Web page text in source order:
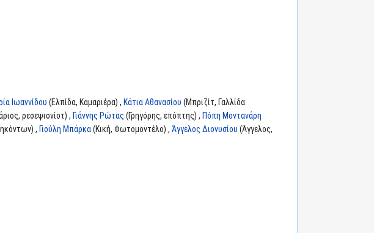
Ιωαννίδου (Ελπίδα, Καμαριέρα) , Κάτια Αθανασίου (Μπριζίτ, Γαλλίδα
ρεσεψιονίστ) , Γιάννης Ρώτας (Γρηγόρης, επόπτης) , Πόπη Μοντανάρη
, Γιούλη Μπάρκα(Κική, Φωτομοντέλο) , Άγγελος Διονυσίου (Άγγελος,